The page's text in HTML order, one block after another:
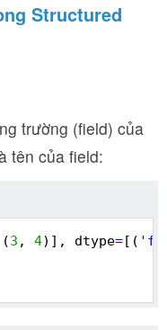
Structured
trường (field) của
tên của field:
3 , 4)], dtype=[(